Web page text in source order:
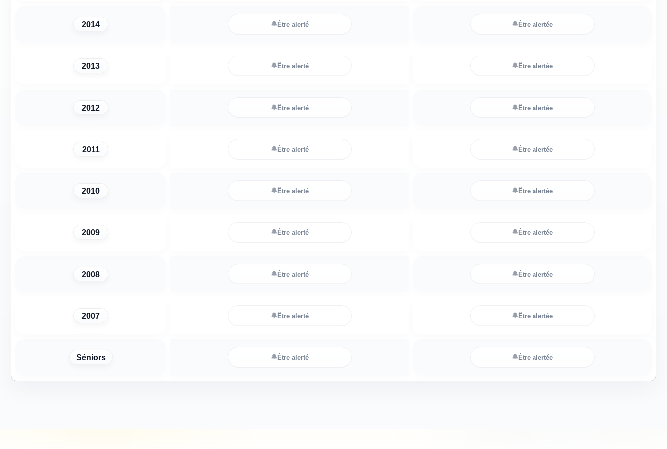
2014 🔔Être alerté 🔔Être alertée
2013 🔔Être alerté 🔔Être alertée
2012 🔔Être alerté 🔔Être alertée
2011 🔔Être alerté 🔔Être alertée
2010 🔔Être alerté 🔔Être alertée
2009 🔔Être alerté 🔔Être alertée
2008 🔔Être alerté 🔔Être alertée
2007 🔔Être alerté 🔔Être alertée
Séniors 🔔Être alerté 🔔Être alertée